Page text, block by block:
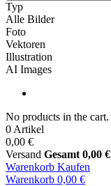
Typ
Alle Bilder
Foto
Vektoren
Illustration
AI Images
No products in the cart.
0 Artikel
0,00 €
Versand Gesamt 0,00 €
Warenkorb Kaufen
Warenkorb 0,00 €